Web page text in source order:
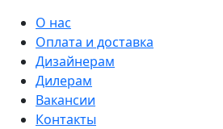
О нас
Оплата и доставка
Дизайнерам
Дилерам
Вакансии
Контакты